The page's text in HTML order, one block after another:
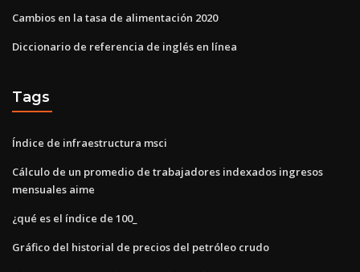
Cambios en la tasa de alimentación 2020
Diccionario de referencia de inglés en línea
Tags
Índice de infraestructura msci
Cálculo de un promedio de trabajadores indexados ingresos
mensuales aime
¿qué es el índice de 100_
Gráfico del historial de precios del petróleo crudo